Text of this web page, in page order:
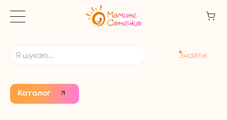
Каталог
Знайти